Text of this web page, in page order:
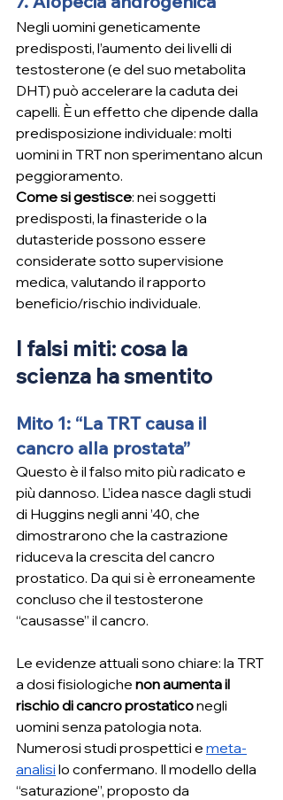
Negli uomini geneticamente
predisposti, l’aumento dei livelli di
testosterone (e del suo metabolita
DHT) può accelerare la caduta dei
capelli. È un effetto che dipende dalla
predisposizione individuale: molti
uomini in TRT non sperimentano alcun
peggioramento.
Come si gestisce: nei soggetti
predisposti, la finasteride o la
dutasteride possono essere
considerate sotto supervisione
medica, valutando il rapporto
beneficio/rischio individuale.
I falsi miti: cosa la
scienza ha smentito
Mito 1: “La TRT causa il
cancro alla prostata”
Questo è il falso mito più radicato e
più dannoso. L’idea nasce dagli studi
di Huggins negli anni ’40, che
dimostrarono che la castrazione
riduceva la crescita del cancro
prostatico. Da qui si è erroneamente
concluso che il testosterone
“causasse” il cancro.
Le evidenze attuali sono chiare: la TRT
a dosi fisiologiche non aumenta il
rischio di cancro prostatico negli
uomini senza patologia nota.
Numerosi studi prospettici e meta-
analisi lo confermano. Il modello della
“saturazione”, proposto da